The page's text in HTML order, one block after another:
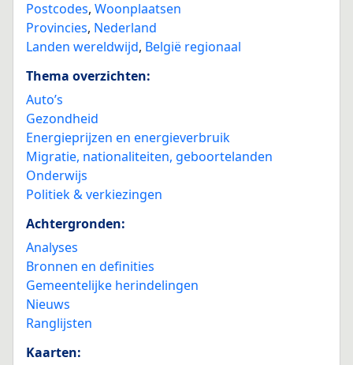
Postcodes, Woonplaatsen
Provincies, Nederland
Landen wereldwijd, België regionaal
Thema overzichten:
Auto’s
Gezondheid
Energieprijzen en energieverbruik
Migratie, nationaliteiten, geboortelanden
Onderwijs
Politiek & verkiezingen
Achtergronden:
Analyses
Bronnen en definities
Gemeentelijke herindelingen
Nieuws
Ranglijsten
Kaarten: